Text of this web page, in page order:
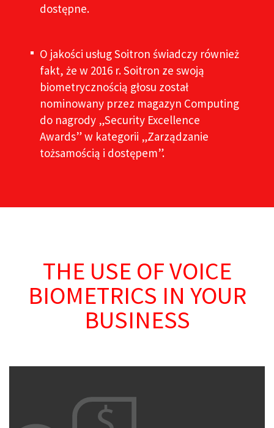
dostępne.
O jakości usług Soitron świadczy również
fakt, że w 2016 r. Soitron ze swoją
biometrycznością głosu został
nominowany przez magazyn Computing
do nagrody „Security Excellence
Awards” w kategorii „Zarządzanie
tożsamością i dostępem”.
THE USE OF VOICE
BIOMETRICS IN YOUR
BUSINESS